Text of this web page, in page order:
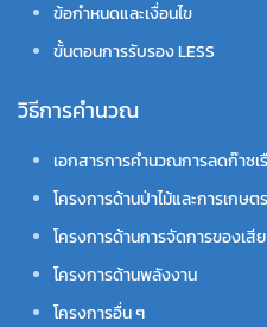
ข้อกำหนดและเงื่อนไข
ขั้นตอนการรับรอง LESS
วิธีการคำนวณ
เอกสารการคำนวณการลดก๊าซเ
โครงการด้านป่าไม้และการเกษตร
โครงการด้านการจัดการของเสีย
โครงการด้านพลังงาน
โครงการอื่น ๆ